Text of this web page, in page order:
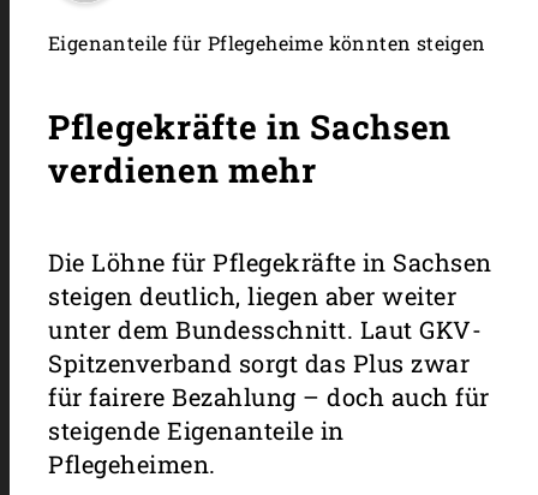
Eigenanteile für Pflegeheime könnten steigen
Pflegekräfte in Sachsen
verdienen mehr
Die Löhne für Pflegekräfte in Sachsen
steigen deutlich, liegen aber weiter
unter dem Bundesschnitt. Laut GKV-
Spitzenverband sorgt das Plus zwar
für fairere Bezahlung – doch auch für
steigende Eigenanteile in
Pflegeheimen.